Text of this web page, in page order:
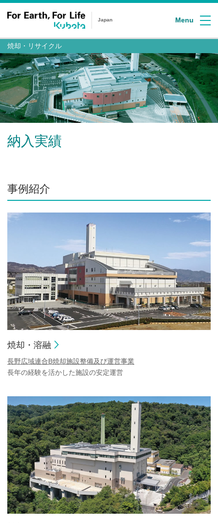
Japan Menu
焼却・リサイクル
納入実績
事例紹介
焼却・溶融
長野広域連合B焼却施設整備及び運営事業
⻑年の経験を活かした施設の安定運営